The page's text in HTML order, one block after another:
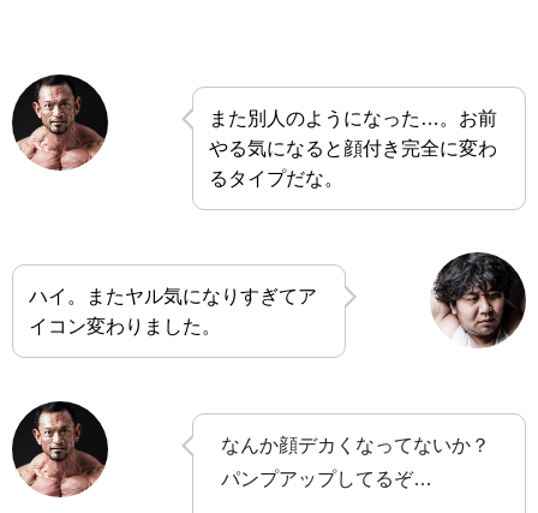
また別人のようになった…。お前
やる気になると顔付き完全に変わ
るタイプだな。
ハイ。またヤル気になりすぎてア
イコン変わりました。
なんか顔デカくなってないか？
パンプアップしてるぞ…